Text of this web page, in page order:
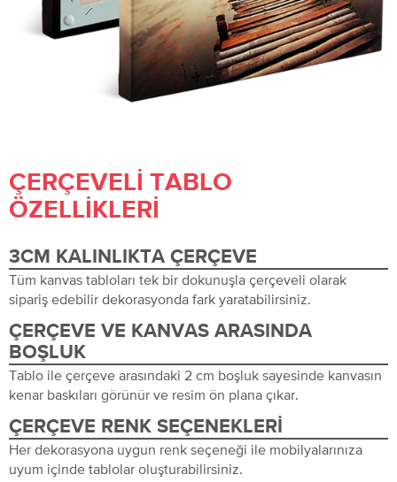
ÇERÇEVELI TABLO
ÖZELLIKLERI
3CM KALINLIKTA ÇERÇEVE
Tüm kanvas tabloları tek bir dokunuşla çerçeveli olarak
sipariş edebilir dekorasyonda fark yaratabilirsiniz.
ÇERÇEVE VE KANVAS ARASINDA
BOŞLUK
Tablo ile çerçeve arasındaki 2 cm boşluk sayesinde kanvasın
kenar baskıları görünür ve resim ön plana çıkar.
ÇERÇEVE RENK SEÇENEKLERI
Her dekorasyona uygun renk seçeneği ile mobilyalarınıza
uyum içinde tablolar oluşturabilirsiniz.